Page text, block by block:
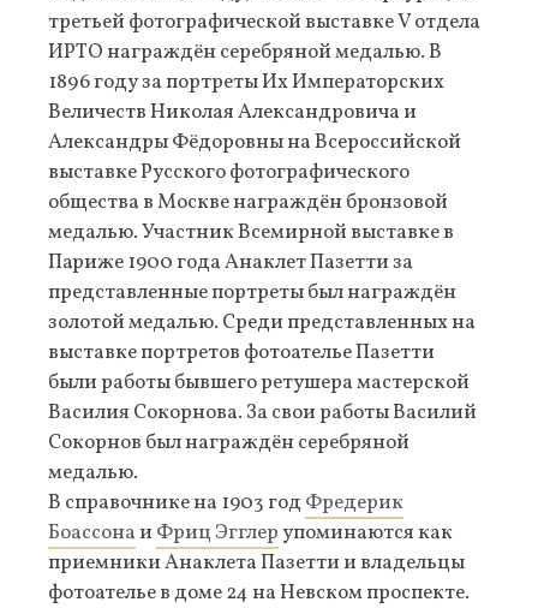
третьей фотографической выставке V отдела
ИРТО награждён серебряной медалью. В
1896 году за портреты Их Императорских
Величеств Николая Александровича и
Александры Фёдоровны на Всероссийской
выставке Русского фотографического
общества в Москве награждён бронзовой
медалью. Участник Всемирной выставке в
Париже 1900 года Анаклет Пазетти за
представленные портреты был награждён
золотой медалью. Среди представленных на
выставке портретов фотоателье Пазетти
были работы бывшего ретушера мастерской
Василия Сокорнова. За свои работы Василий
Сокорнов был награждён серебряной
медалью.
В справочнике на 1903 годФредерик
Боассона и Фриц Эгглерупоминаются как
приемники Анаклета Пазетти и владельцы
фотоателье в доме 24 на Невском проспекте.